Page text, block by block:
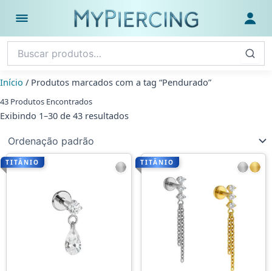
Abrir menu
para
o
conteúdo
Início / Produtos marcados com a tag “Pendurado”
43 Produtos Encontrados
Exibindo 1–30 de 43 resultados
TITÂNIO TITÂNIO